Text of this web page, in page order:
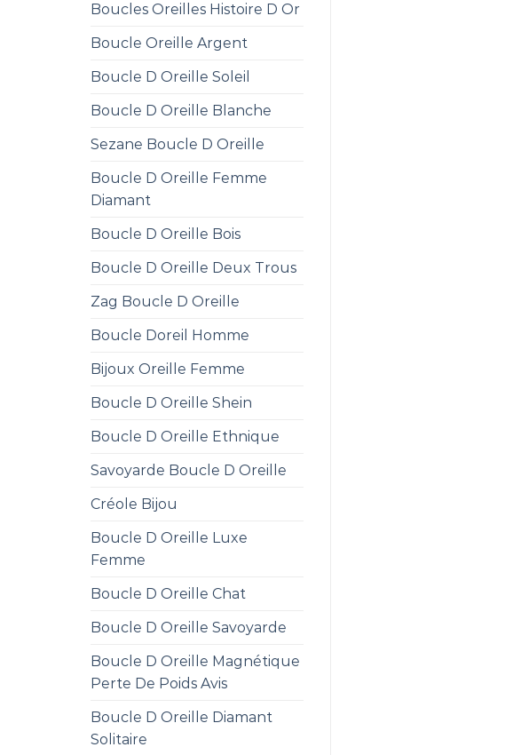
Boucles Oreilles Histoire D Or
Boucle Oreille Argent
Boucle D Oreille Soleil
Boucle D Oreille Blanche
Sezane Boucle D Oreille
Boucle D Oreille Femme
Diamant
Boucle D Oreille Bois
Boucle D Oreille Deux Trous
Zag Boucle D Oreille
Boucle Doreil Homme
Bijoux Oreille Femme
Boucle D Oreille Shein
Boucle D Oreille Ethnique
Savoyarde Boucle D Oreille
Créole Bijou
Boucle D Oreille Luxe
Femme
Boucle D Oreille Chat
Boucle D Oreille Savoyarde
Boucle D Oreille Magnétique
Perte De Poids Avis
Boucle D Oreille Diamant
Solitaire